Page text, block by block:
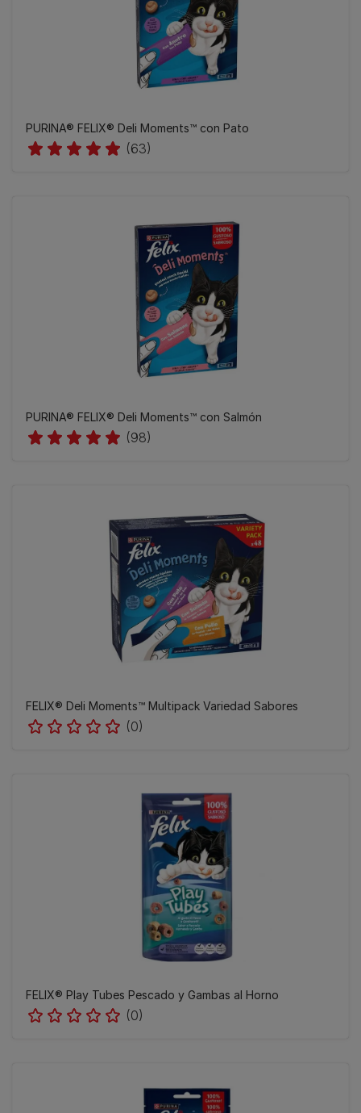
​PURINA® FELIX® Deli Moments™ con Pato
(63)
​PURINA® FELIX® Deli Moments™ con Salmón
(98)
FELIX® Deli Moments™ Multipack Variedad Sabores
(0)
FELIX® Play Tubes Pescado y Gambas al Horno
(0)